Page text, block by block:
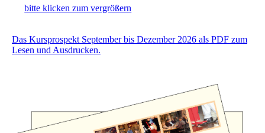
bitte klicken zum vergrößern
Das Kursprospekt September bis Dezember 2026 als PDF zum
Lesen und Ausdrucken.